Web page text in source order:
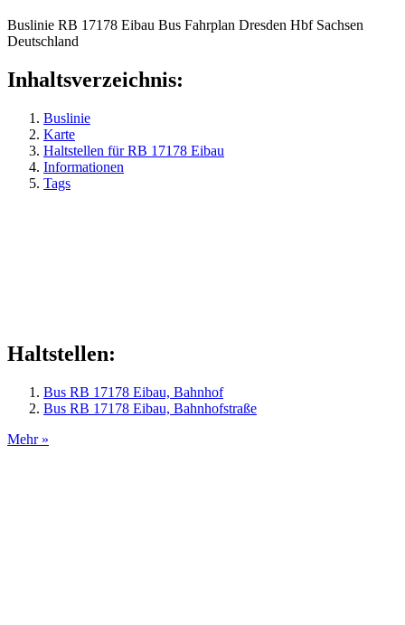
Buslinie RB 17178 Eibau Bus Fahrplan Dresden Hbf Sachsen
Deutschland
Inhaltsverzeichnis:
Buslinie
Karte
Haltstellen für RB 17178 Eibau
Informationen
Tags
Haltstellen:
Bus RB 17178 Eibau, Bahnhof
Bus RB 17178 Eibau, Bahnhofstraße
Mehr »